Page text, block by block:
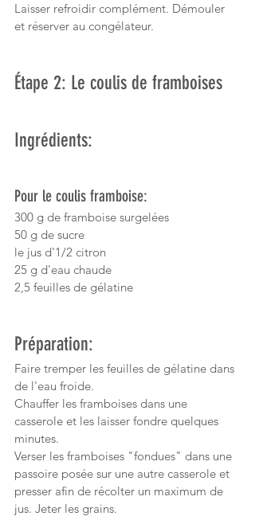
Laisser refroidir complément. Démouler
et réserver au congélateur.
Étape 2: Le coulis de framboises
Ingrédients:
Pour le coulis framboise:
300 g de framboise surgelées
50 g de sucre
le jus d'1/2 citron
25 g d'eau chaude
2,5 feuilles de gélatine
Préparation:
Faire tremper les feuilles de gélatine dans
de l'eau froide.
Chauffer les framboises dans une
casserole et les laisser fondre quelques
minutes.
Verser les framboises "fondues" dans une
passoire posée sur une autre casserole et
presser afin de récolter un maximum de
jus. Jeter les grains.